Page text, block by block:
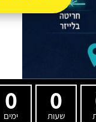
0
שעות
0
ימים